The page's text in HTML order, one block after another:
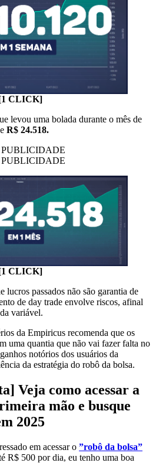
CLICK]
levou uma bolada durante o mês de
R$ 24.518.
CLICK]
lucros passados não são garantia de
de day trade envolve riscos, afinal
variável.
da Empiricus recomenda que os
uma quantia que não vai fazer falta no
notórios dos usuários da
da estratégia do robô da bolsa.
Veja como acessar a
mão e busque
2025
em acessar o ”robô da bolsa”
R$ 500 por dia, eu tenho uma boa